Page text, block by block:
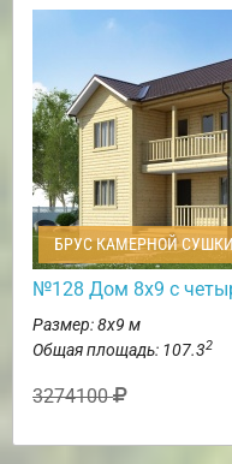
БРУС КАМЕРНОЙ
№128 Дом 8х9 с
Размер: 8х9 м
Общая площадь: 107.32
3274100